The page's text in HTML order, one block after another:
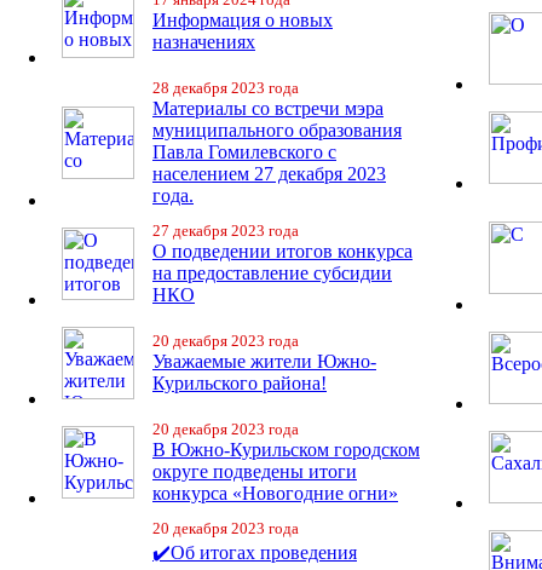
Информация о новых
назначениях
28 декабря 2023 года
Материалы со встречи мэра
муниципального образования
Павла Гомилевского с
населением 27 декабря 2023
года.
27 декабря 2023 года
О подведении итогов конкурса
на предоставление субсидии
НКО
20 декабря 2023 года
Уважаемые жители Южно-
Курильского района!
20 декабря 2023 года
В Южно-Курильском городском
округе подведены итоги
конкурса «Новогодние огни»
20 декабря 2023 года
✔️Об итогах проведения